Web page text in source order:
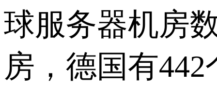
球服务器机房
房，德国有